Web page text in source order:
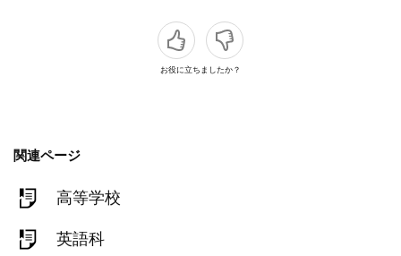
お役に立ちましたか？
関連ページ
高等学校
英語科